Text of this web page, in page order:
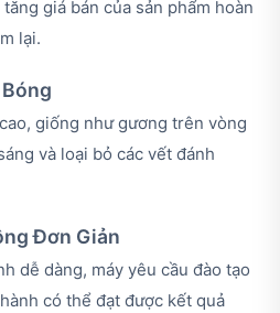
giá bán của sản phẩm hoàn
lại.
giống như gương trên vòng
và loại bỏ các vết đánh
Đơn Giản
dễ dàng, máy yêu cầu đào tạo
có thể đạt được kết quả